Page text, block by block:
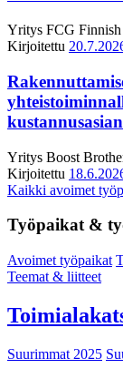
Yritys FCG
Kirjoitettu
Yritys Boost
Kirjoitettu
Kaikki avoimet
Työpaikat &
Avoimet työpaikat
Teemat & liitteet
Suurimmat 2025